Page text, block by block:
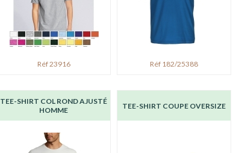
Réf 23916 Réf 182/25388
TEE-SHIRT COL ROND AJUSTÉ
HOMME
TEE-SHIRT COUPE OVERSIZE